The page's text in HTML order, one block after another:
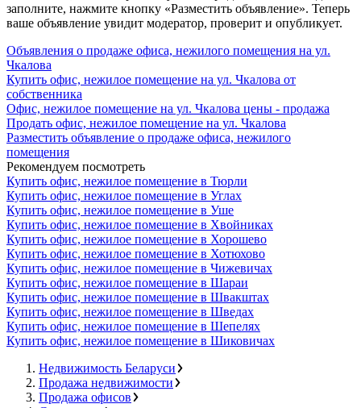
заполните, нажмите кнопку «Разместить объявление». Теперь
ваше объявление увидит модератор, проверит и опубликует.
Объявления о продаже офиса, нежилого помещения на ул.
Чкалова
Купить офис, нежилое помещение на ул. Чкалова от
собственника
Офис, нежилое помещение на ул. Чкалова цены - продажа
Продать офис, нежилое помещение на ул. Чкалова
Разместить объявление о продаже офиса, нежилого
помещения
Рекомендуем посмотреть
Купить офис, нежилое помещение в Тюрли
Купить офис, нежилое помещение в Углах
Купить офис, нежилое помещение в Уше
Купить офис, нежилое помещение в Хвойниках
Купить офис, нежилое помещение в Хорошево
Купить офис, нежилое помещение в Хотюхово
Купить офис, нежилое помещение в Чижевичах
Купить офис, нежилое помещение в Шараи
Купить офис, нежилое помещение в Швакштах
Купить офис, нежилое помещение в Шведах
Купить офис, нежилое помещение в Шепелях
Купить офис, нежилое помещение в Шиковичах
Недвижимость Беларуси
Продажа недвижимости
Продажа офисов